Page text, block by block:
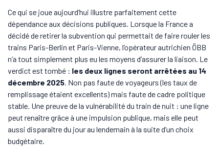
Ce qui se joue aujourd’hui illustre parfaitement cette
dépendance aux décisions publiques. Lorsque la France a
décidé de retirer la subvention qui permettait de faire rouler les
trains Paris-Berlin et Paris-Vienne, l’opérateur autrichien ÖBB
n’a tout simplement plus eu les moyens d’assurer la liaison. Le
verdict est tombé : les deux lignes seront arrêtées au 14
décembre 2025 . Non pas faute de voyageurs (les taux de
remplissage étaient excellents) mais faute de cadre politique
stable. Une preuve de la vulnérabilité du train de nuit : une ligne
peut renaître grâce à une impulsion publique, mais elle peut
aussi disparaître du jour au lendemain à la suite d’un choix
budgétaire.